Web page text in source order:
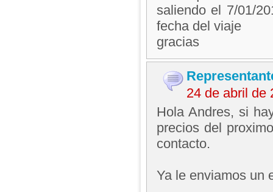
saliendo el 7/01/
fecha del viaje
gracias
24 de abril de
Hola Andres, si
precios del
contacto.
Ya le enviamos un